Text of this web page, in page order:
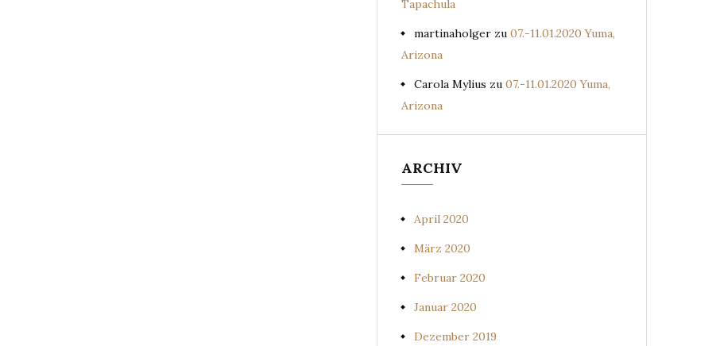
Tapachula
martinaholger zu 07.-11.01.2020 Yuma,
Arizona
Carola Mylius zu 07.-11.01.2020 Yuma,
Arizona
ARCHIV
April 2020
März 2020
Februar 2020
Januar 2020
Dezember 2019